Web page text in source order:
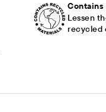
Lessen
recycled